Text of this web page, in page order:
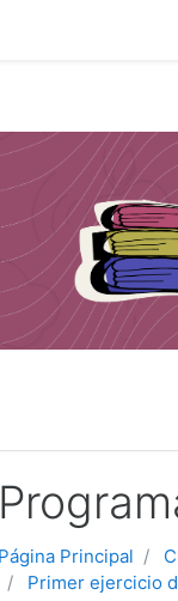
Página Principal
Primer ejercicio